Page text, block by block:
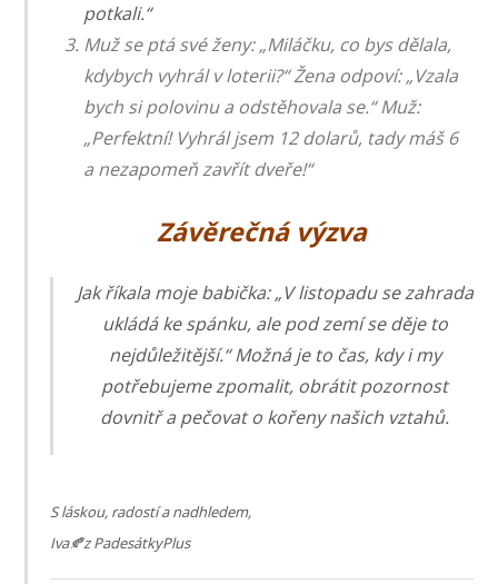
potkali.“
Muž se ptá své ženy: „Miláčku, co bys dělala,
kdybych vyhrál v loterii?“ Žena odpoví: „Vzala
bych si polovinu a odstěhovala se.“ Muž:
„Perfektní! Vyhrál jsem 12 dolarů, tady máš 6
a nezapomeň zavřít dveře!“
Závěrečná výzva
Jak říkala moje babička: „V listopadu se zahrada
ukládá ke spánku, ale pod zemí se děje to
nejdůležitější.“Možná je to čas, kdy i my
potřebujeme zpomalit, obrátit pozornost
dovnitř a pečovat o kořeny našich vztahů.
S láskou, radostí a nadhledem,
Iva🍂z PadesátkyPlus